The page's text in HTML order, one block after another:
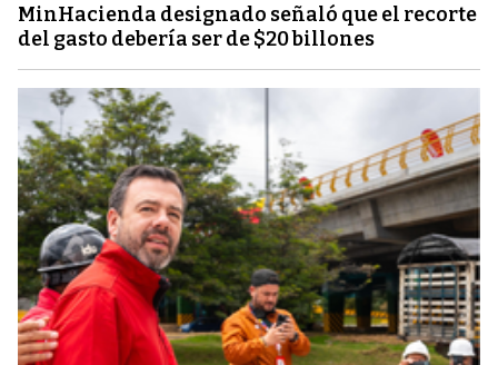
MinHacienda designado señaló que el recorte
del gasto debería ser de $20 billones